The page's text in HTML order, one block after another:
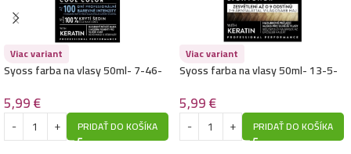
Kallos kjmn farba 100ml- 900 – Ultra svetlý blond
3,99€
Kallos kjmn farba 100ml- 7.0 – Blond stredný
Viac variant
Syoss farba na vlasy 50ml- 7-46-
5,99€
PRIDAŤ DO KOŠÍKA
Viac variant
Syoss farba na vlasy 50ml- 13-5-
5,99€
PRIDAŤ DO KOŠÍKA